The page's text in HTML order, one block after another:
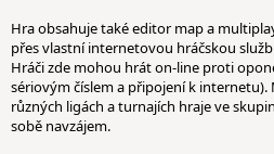
Hra obsahuje také editor map a
přes vlastní internetovou hráčskou
Hráči zde mohou hrát on-line proti
sériovým číslem a připojení k
různých ligách a turnajích hraje ve
sobě navzájem.